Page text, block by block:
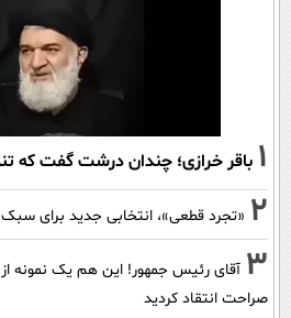
1 باقر خرازی؛ چندان درشت گفت که
2 «تجرد قطعی»، انتخابی جدید برای
3 آقای رئیس جمهور! این هم یک نمونه
صراحت انتقاد کردید